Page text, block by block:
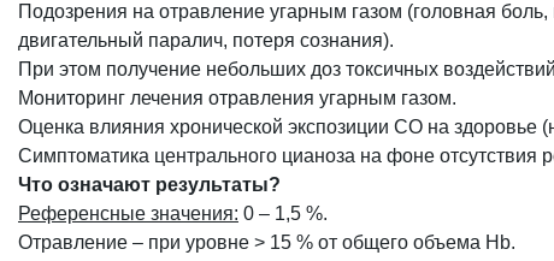
Подозрения на отравление угарным газом (головная
двигательный паралич, потеря сознания).
При этом получение небольших доз токсичных
Мониторинг лечения отравления угарным газом.
Оценка влияния хронической экспозиции СО на здоровье
Симптоматика центрального цианоза на фоне
Что означают результаты?
Референсные значения: 0 – 1,5 %.
Отравление – при уровне > 15 % от общего объема Hb.